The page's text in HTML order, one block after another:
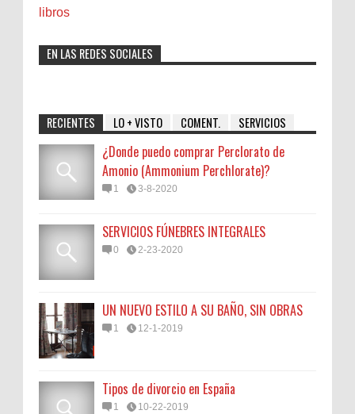
libros
EN LAS REDES SOCIALES
RECIENTES LO + VISTO COMENT. SERVICIOS
¿Donde puedo comprar Perclorato de
Amonio (Ammonium Perchlorate)?
1 3-8-2020
SERVICIOS FÚNEBRES INTEGRALES
0 2-23-2020
UN NUEVO ESTILO A SU BAÑO, SIN OBRAS
1 12-1-2019
Tipos de divorcio en España
1 10-22-2019